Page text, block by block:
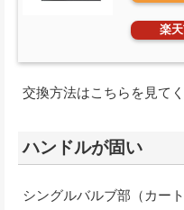
楽
交換方法はこちらを見て
ハンドルが固い
シングルバルブ部（カー